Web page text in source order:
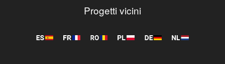
Progetti vicini